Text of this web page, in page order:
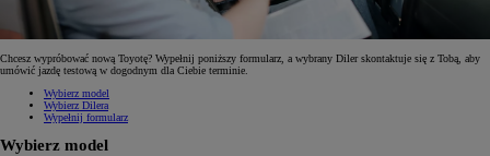
Chcesz wypróbować nową Toyotę? Wypełnij poniższy formularz, a wybrany Diler skontaktuje się z Tobą, aby
umówić jazdę testową w dogodnym dla Ciebie terminie.
Wybierz model
Wybierz Dilera
Wypełnij formularz
Wybierz model